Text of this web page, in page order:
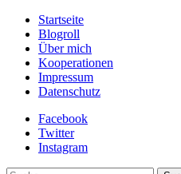
Startseite
Blogroll
Über mich
Kooperationen
Impressum
Datenschutz
Facebook
Twitter
Instagram